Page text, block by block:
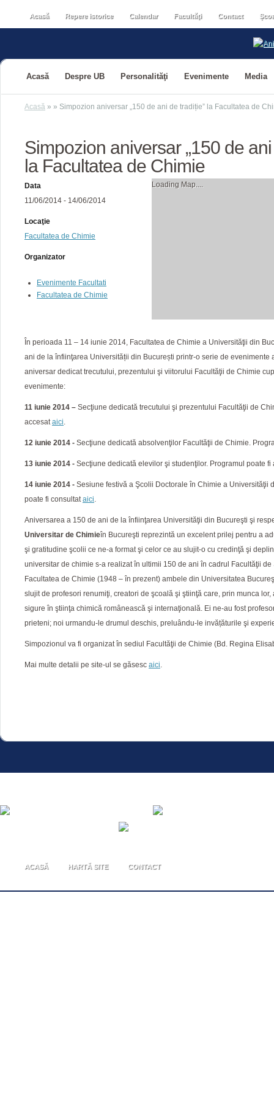
Acasă Repere istorice Calendar Facultăţi Contact
Acasă Despre UB Personalităţi Evenimente Media
Acasă » » Simpozion aniversar „150 de ani de tradiție” la Facultatea de
Simpozion aniversar „150 de
la Facultatea de Chimie
Loading Map....
Data
11/06/2014 - 14/06/2014
Locaţie
Facultatea de Chimie
Organizator
Evenimente Facultati
Facultatea de Chimie
În perioada 11 – 14 iunie 2014, Facultatea de Chimie a Universităţii din
ani de la înfiinţarea Universității din București printr-o serie de evenimente
aniversar dedicat trecutului, prezentului şi viitorului Facultăţii de Chimie
evenimente:
11 iunie 2014 – Secţiune dedicată trecutului şi prezentului Facultăţii de
accesataici.
12 iunie 2014 - Secţiune dedicată absolvenţilor Facultăţii de Chimie.
13 iunie 2014 - Secţiune dedicată elevilor şi studenţilor. Programul poate
14 iunie 2014 - Sesiune festivă a Şcolii Doctorale în Chimie a Universităţii
poate fi consultataici.
Aniversarea a 150 de ani de la înfiinţarea Universităţii din Bucureşti şi
Universitar de Chimieîn Bucureşti reprezintă un excelent prilej pentru a
şi gratitudine şcolii ce ne-a format şi celor ce au slujit-o cu credinţă şi
universitar de chimie s-a realizat în ultimii 150 de ani în cadrul Facultăţii
Facultatea de Chimie (1948 – în prezent) ambele din Universitatea
slujit de profesori renumiţi, creatori de şcoală şi ştiinţă care, prin munca
sigure în ştiinţa chimică românească şi internaţională. Ei ne-au fost
prieteni; noi urmandu-le drumul deschis, preluându-le invățăturile şi
Simpozionul va fi organizat în sediul Facultăţii de Chimie (Bd. Regina
Mai multe detalii pe site-ul se găsesc aici.
ACASĂ HARTĂ SITE CONTACT